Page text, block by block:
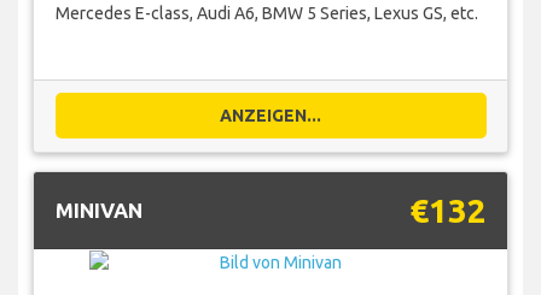
Mercedes E-class, Audi A6, BMW 5 Series, Lexus GS, etc.
ANZEIGEN...
MINIVAN €132